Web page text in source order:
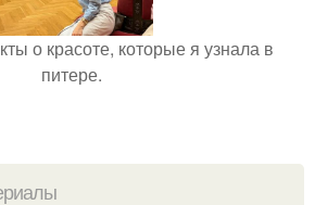
о красоте, которые я узнала в
питере.